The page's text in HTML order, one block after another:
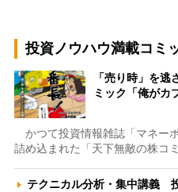
投資ノウハウ満載コミ
「売り時」を
ミック「俺がカ
かつて投資情報雑誌「マネー
詰め込まれた「天下無敵の株コ
テクニカル分析・集中講義